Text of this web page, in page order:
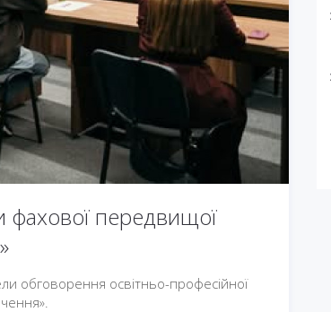
фахової передвищої
обговорення освітньо-професійної